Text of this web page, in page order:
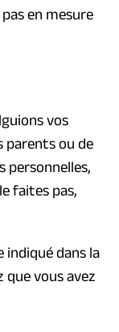
en mesure
vos
parents ou de
personnelles,
faites pas,
indiqué dans la
vous avez